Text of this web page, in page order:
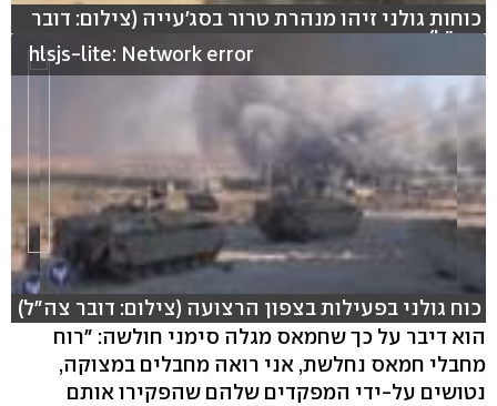
כוחות גולני זיהו מנהרת טרור בסג'עייה (צילום: דובר
צה"ל)
hlsjs-lite: Network error
כוח גולני בפעילות בצפון הרצועה (צילום: דובר צה"ל)
הוא דיבר על כך שחמאס מגלה סימני חולשה: "רוח
מחבלי חמאס נחלשת, אני רואה מחבלים במצוקה,
נטושים על-ידי המפקדים שלהם שהפקירו אותם